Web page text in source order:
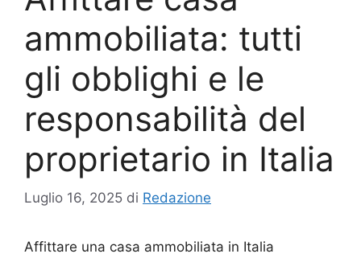
ammobiliata: tutti
gli obblighi e le
responsabilità del
proprietario in Italia
Luglio 16, 2025 di Redazione
Affittare una casa ammobiliata in Italia